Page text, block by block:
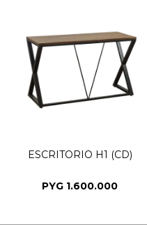
ESCRITORIO H1 (CD)
PYG 1.600.000